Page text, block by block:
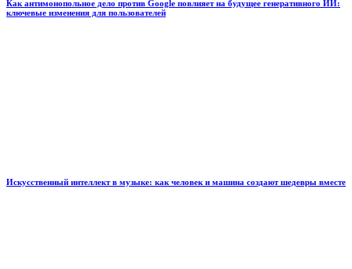
Как антимонопольное дело против Google повлияет на будущее генеративного ИИ:
ключевые изменения для пользователей
Искусственный интеллект в музыке: как человек и машина создают шедевры вместе